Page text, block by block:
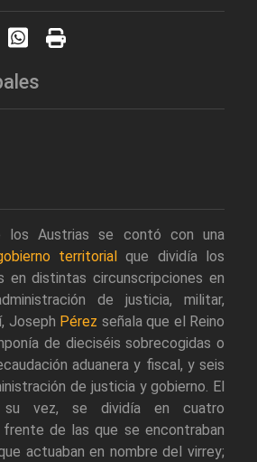
los Austrias se contó con una
territorial
que dividía los
en distintas circunscripciones en
de justicia, militar,
Joseph Pérez señala que el Reino
de dieciséis sobrecogidas o
aduanera y fiscal, y seis
de justicia y gobierno. El
vez, se dividía en cuatro
frente de las que se encontraban
actuaban en nombre del virrey;